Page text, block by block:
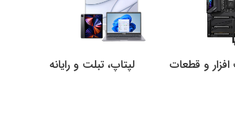
و قطعات لپتاپ، تبلت و رایانه